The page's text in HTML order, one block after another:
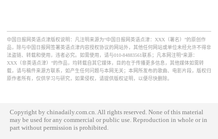
中国日报网英语点津版权说明：凡注明来源为“中国日报网英语点津：XXX（署名）”的原创作
品，除与中国日报网签署英语点津内容授权协议的网站外，其他任何网站或单位未经允许不得非
法盗链、转载和使用，违者必究。如需使用，请与010-84883561联系；凡本网注明“来源：
XXX（非英语点津）”的作品，均转载自其它媒体，目的在于传播更多信息，其他媒体如需转
载，请与稿件来源方联系，如产生任何问题与本网无关；本网所发布的歌曲、电影片段，版权归
原作者所有，仅供学习与研究，如果侵权，请提供版权证明，以便尽快删除。
Copyright by chinadaily.com.cn. All rights reserved. None of this material
may be used for any commercial or public use. Reproduction in whole or in
part without permission is prohibited.